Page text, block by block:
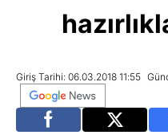
Giriş Tarihi: 06.03.2018 11:55